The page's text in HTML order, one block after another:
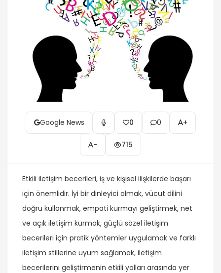
Google News 0 0 +
- 715
Etkili iletişim becerileri, iş ve kişisel ilişkilerde başarı
için önemlidir. İyi bir dinleyici olmak, vücut dilini
doğru kullanmak, empati kurmayı geliştirmek, net
ve açık iletişim kurmak, güçlü sözel iletişim
becerileri için pratik yöntemler uygulamak ve farklı
iletişim stillerine uyum sağlamak, iletişim
becerilerini geliştirmenin etkili yolları arasında yer